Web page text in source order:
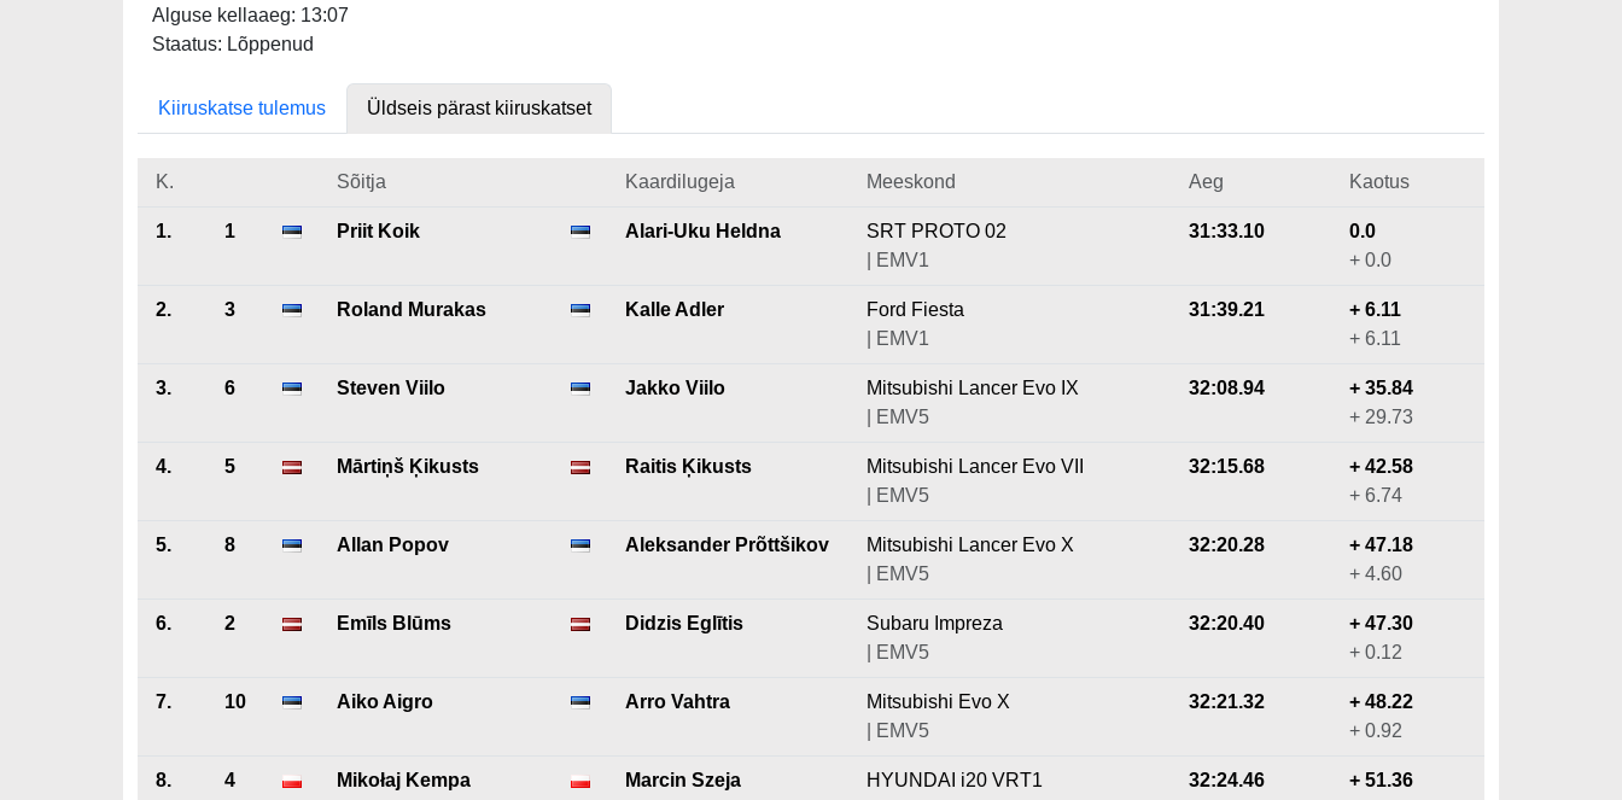
Alguse kellaaeg: 13:07
Staatus: Lõppenud
Kiiruskatse tulemus Üldseis pärast kiiruskatset
K. Sõitja Kaardilugeja Meeskond Aeg Kaotus
1. 1 Priit Koik Alari-Uku Heldna
SRT PROTO 02
| EMV1
31:33.10
0.0
+ 0.0
2. 3 Roland Murakas Kalle Adler
Ford Fiesta
| EMV1
31:39.21
+ 6.11
+ 6.11
3. 6 Steven Viilo Jakko Viilo
Mitsubishi Lancer Evo IX
| EMV5
32:08.94
+ 35.84
+ 29.73
4. 5 Mārtiņš Ķikusts Raitis Ķikusts
Mitsubishi Lancer Evo VII
| EMV5
32:15.68
+ 42.58
+ 6.74
5. 8 Allan Popov Aleksander Prõttšikov
Mitsubishi Lancer Evo X
| EMV5
32:20.28
+ 47.18
+ 4.60
6. 2 Emīls Blūms Didzis Eglītis
Subaru Impreza
| EMV5
32:20.40
+ 47.30
+ 0.12
7. 10 Aiko Aigro Arro Vahtra
Mitsubishi Evo X
| EMV5
32:21.32
+ 48.22
+ 0.92
8. 4 Mikołaj Kempa Marcin Szeja
HYUNDAI i20 VRT1
32:24.46
+ 51.36